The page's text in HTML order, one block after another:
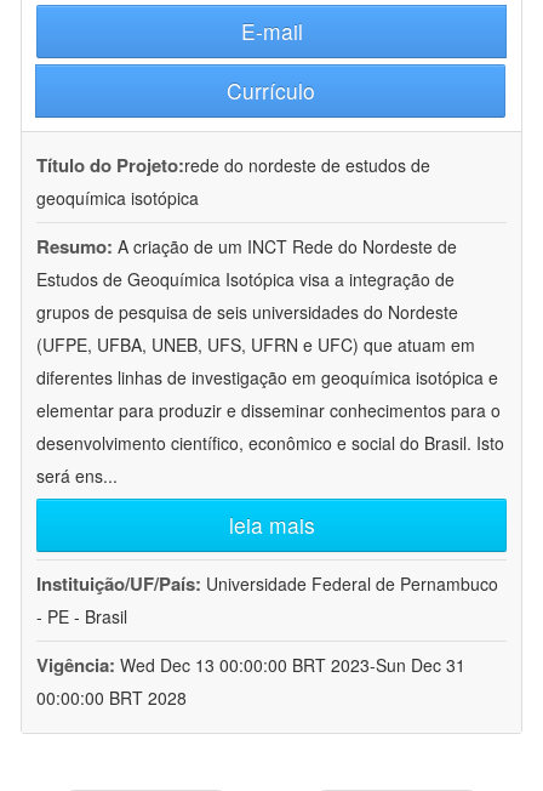
E-mail
Currículo
Título do Projeto:rede do nordeste de estudos de
geoquímica isotópica
Resumo: A criação de um INCT Rede do Nordeste de
Estudos de Geoquímica Isotópica visa a integração de
grupos de pesquisa de seis universidades do Nordeste
(UFPE, UFBA, UNEB, UFS, UFRN e UFC) que atuam em
diferentes linhas de investigação em geoquímica isotópica e
elementar para produzir e disseminar conhecimentos para o
desenvolvimento científico, econômico e social do Brasil. Isto
será ens...
leia mais
Instituição/UF/País: Universidade Federal de Pernambuco
- PE - Brasil
Vigência: Wed Dec 13 00:00:00 BRT 2023-Sun Dec 31
00:00:00 BRT 2028